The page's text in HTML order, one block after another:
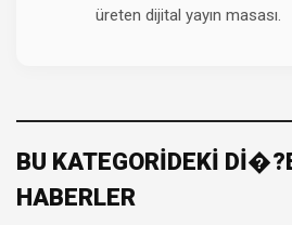
üreten dijital yayın masası.
BU KATEGORİDEKİ
HABERLER